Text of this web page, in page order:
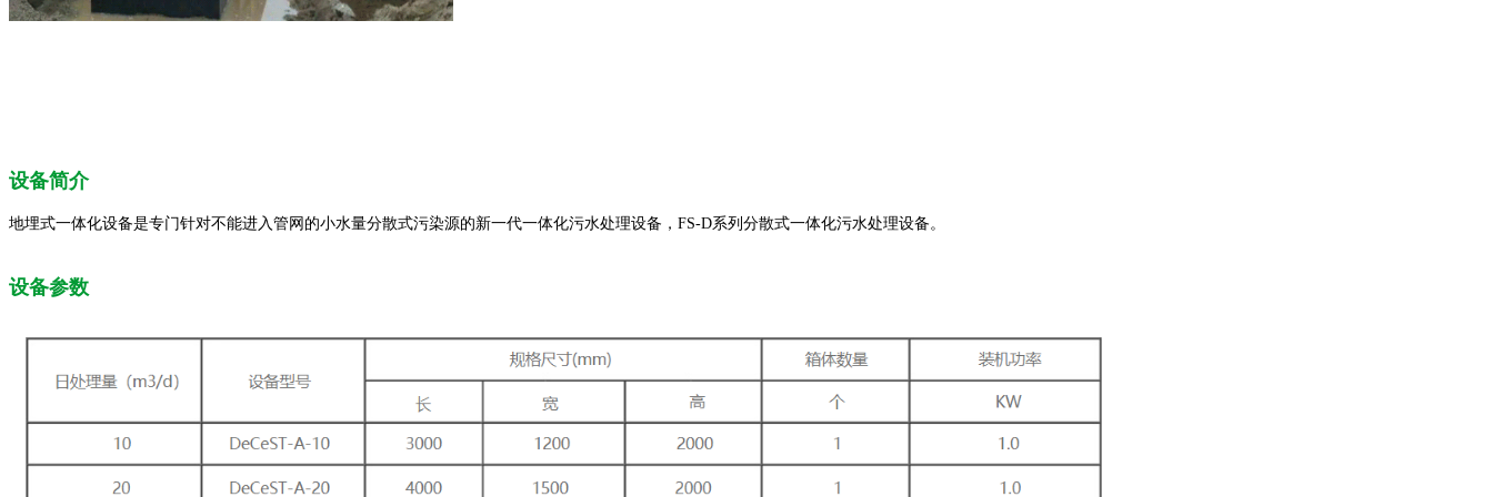
设备简介
地埋式一体化设备是专门针对不能进入管网的小水量分散式污染源的新一代一体化污水处理设备，FS-D系列分散式一体化污水处理设备。
设备参数